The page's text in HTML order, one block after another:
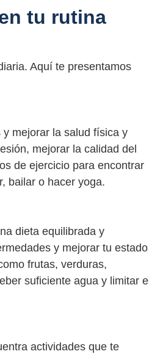
tu rutina
Aquí te presentamos
mejorar la salud física y
mejorar la calidad del
de ejercicio para encontrar
bailar o hacer yoga.
dieta equilibrada y
y mejorar tu estado
frutas, verduras,
suficiente agua y limitar el
actividades que te